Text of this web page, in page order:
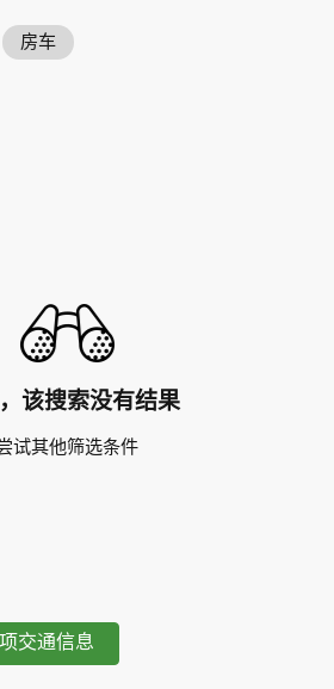
房车
该搜索没有结果
试其他筛选条件
交通信息